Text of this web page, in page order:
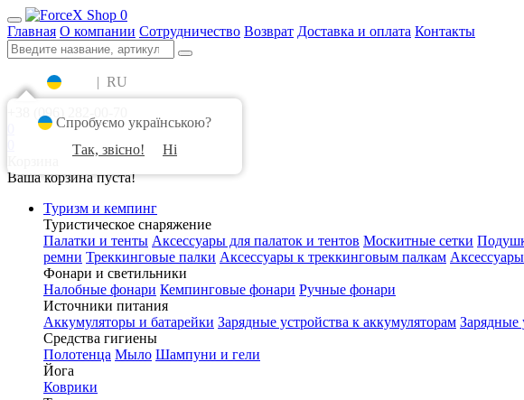
0
Главная О компании Сотрудничество Возврат Доставка и оплата Контакты
| RU
+38 (096) 282-00-70
Ваша корзина пуста!
Туризм и кемпинг
Туристическое снаряжение
Палатки и тенты Аксессуары для палаток и тентов Москитные сетки
ремни Треккинговые палки Аксессуары к треккинговым палкам Аксессуары
Фонари и светильники
Налобные фонари Кемпинговые фонари Ручные фонари
Источники питания
Аккумуляторы и батарейки Зарядные устройства к аккумуляторам Зарядные
Средства гигиены
Полотенца Мыло Шампуни и гели
Йога
Коврики
Спробуємо українською?
Так, звісно!
Ні